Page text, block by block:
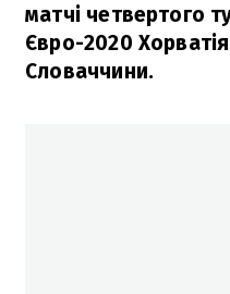
матчі четвертого
Євро-2020 Хорватія
Словаччини.